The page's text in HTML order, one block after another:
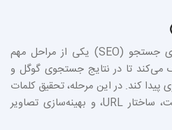
بهینه‌سازی سایت برای موتورهای جستجو (SEO) یکی از مراحل مهم
تا در نتایج جستجوی گوگل و
پیدا کند. در این مرحله، تحقیق کلمات
کلیدی، بهینه‌سازی محتوای سایت، ساختار URL، و بهینه‌سازی تصاویر